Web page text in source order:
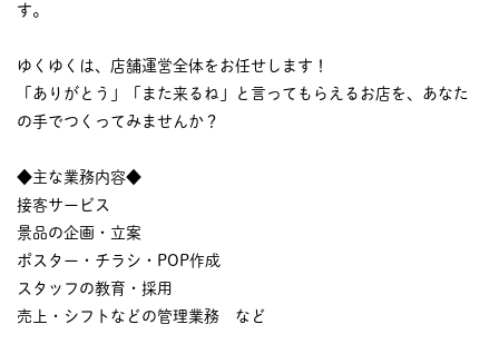
す。
ゆくゆくは、店舗運営全体をお任せします！
「ありがとう」「また来るね」と言ってもらえるお店を、あなた
の手でつくってみませんか？
◆主な業務内容◆
接客サービス
景品の企画・立案
ポスター・チラシ・POP作成
スタッフの教育・採用
売上・シフトなどの管理業務 など